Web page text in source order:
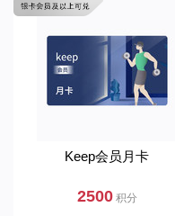
Keep会员月卡
2500积分